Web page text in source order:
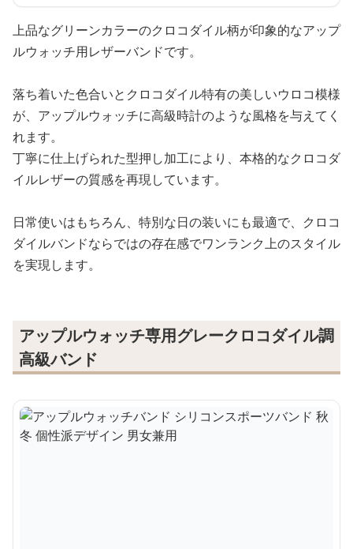
上品なグリーンカラーのクロコダイル柄が印象的なアップ
ルウォッチ用レザーバンドです。
落ち着いた色合いとクロコダイル特有の美しいウロコ模様
が、アップルウォッチに高級時計のような風格を与えてく
れます。
丁寧に仕上げられた型押し加工により、本格的なクロコダ
イルレザーの質感を再現しています。
日常使いはもちろん、特別な日の装いにも最適で、クロコ
ダイルバンドならではの存在感でワンランク上のスタイル
を実現します。
アップルウォッチ専用グレークロコダイル調
高級バンド